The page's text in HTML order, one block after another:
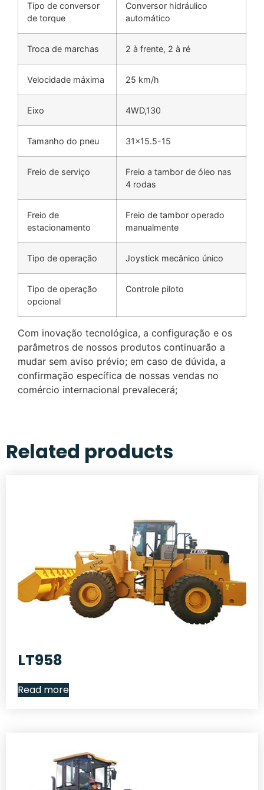
Tipo de conversor
de torque
Conversor hidráulico
automático
Troca de marchas 2 à frente, 2 à ré
Velocidade máxima 25 km/h
Eixo 4WD,130
Tamanho do pneu 31×15.5-15
Freio de serviço
Freio a tambor de óleo nas
4 rodas
Freio de
estacionamento
Freio de tambor operado
manualmente
Tipo de operação Joystick mecânico único
Tipo de operação
opcional
Controle piloto
Com inovação tecnológica, a configuração e os
parâmetros de nossos produtos continuarão a
mudar sem aviso prévio; em caso de dúvida, a
confirmação específica de nossas vendas no
comércio internacional prevalecerá;
Related products
LT958
Read more